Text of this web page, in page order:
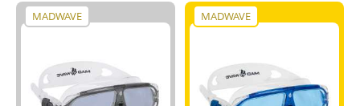
MADWAVE MADWAVE